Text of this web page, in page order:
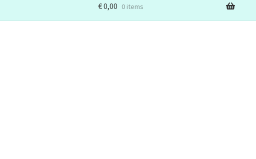
€0,00 0 items